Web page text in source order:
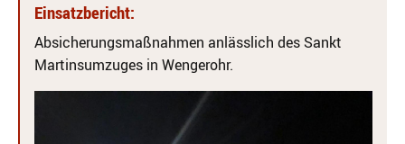
Einsatzbericht:
Absicherungsmaßnahmen anlässlich des Sankt
Martinsumzuges in Wengerohr.